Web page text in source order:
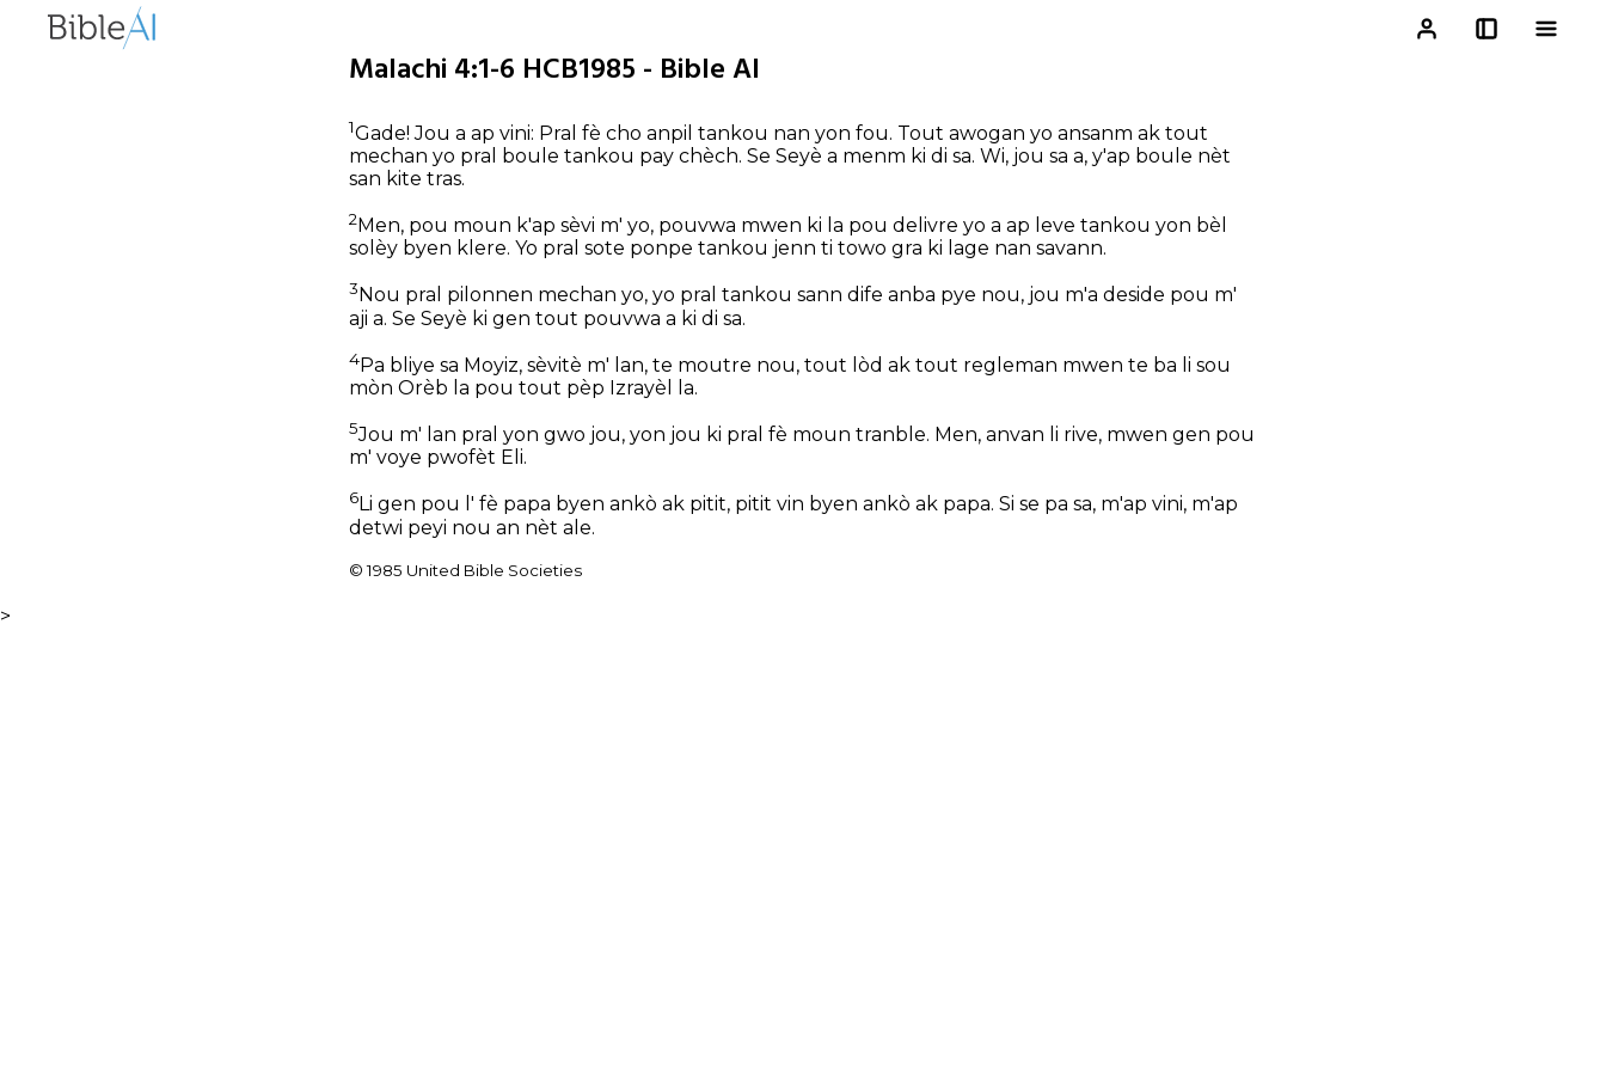
Malachi 4:1-6 HCB1985 - Bible AI
1Gade! Jou a ap vini: Pral fè cho anpil tankou nan yon fou. Tout awogan yo ansanm ak tout
mechan yo pral boule tankou pay chèch. Se Seyè a menm ki di sa. Wi, jou sa a, y'ap boule nèt
san kite tras.
2 Men, pou moun k'ap sèvi m' yo, pouvwa mwen ki la pou delivre yo a ap leve tankou yon bèl
solèy byen klere. Yo pral sote ponpe tankou jenn ti towo gra ki lage nan savann.
3 Nou pral pilonnen mechan yo, yo pral tankou sann dife anba pye nou, jou m'a deside pou m'
aji a. Se Seyè ki gen tout pouvwa a ki di sa.
4Pa bliye sa Moyiz, sèvitè m' lan, te moutre nou, tout lòd ak tout regleman mwen te ba li sou
mòn Orèb la pou tout pèp Izrayèl la.
5Jou m' lan pral yon gwo jou, yon jou ki pral fè moun tranble. Men, anvan li rive, mwen gen pou
m' voye pwofèt Eli.
6Li gen pou l' fè papa byen ankò ak pitit, pitit vin byen ankò ak papa. Si se pa sa, m'ap vini, m'ap
detwi peyi nou an nèt ale.
© 1985 United Bible Societies
>